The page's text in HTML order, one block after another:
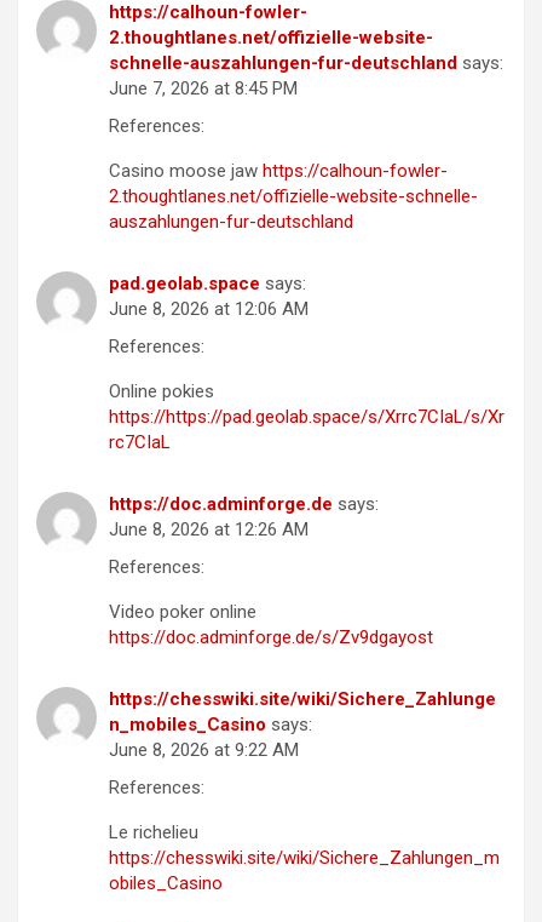
https://calhoun-fowler-
2.thoughtlanes.net/offizielle-website-
schnelle-auszahlungen-fur-deutschland says:
June 7, 2026 at 8:45 PM
References:
Casino moose jaw https://calhoun-fowler-
2.thoughtlanes.net/offizielle-website-schnelle-
auszahlungen-fur-deutschland
pad.geolab.space says:
June 8, 2026 at 12:06 AM
References:
Online pokies
https://https://pad.geolab.space/s/Xrrc7CIaL/s/Xr
rc7CIaL
https://doc.adminforge.de says:
June 8, 2026 at 12:26 AM
References:
Video poker online
https://doc.adminforge.de/s/Zv9dgayost
https://chesswiki.site/wiki/Sichere_Zahlunge
n_mobiles_Casino says:
June 8, 2026 at 9:22 AM
References:
Le richelieu
https://chesswiki.site/wiki/Sichere_Zahlungen_m
obiles_Casino